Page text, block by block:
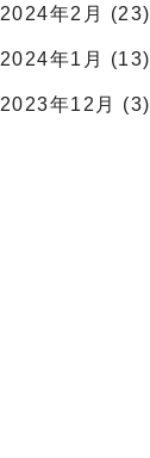
2024年2月 (23)
2024年1月 (13)
2023年12月 (3)